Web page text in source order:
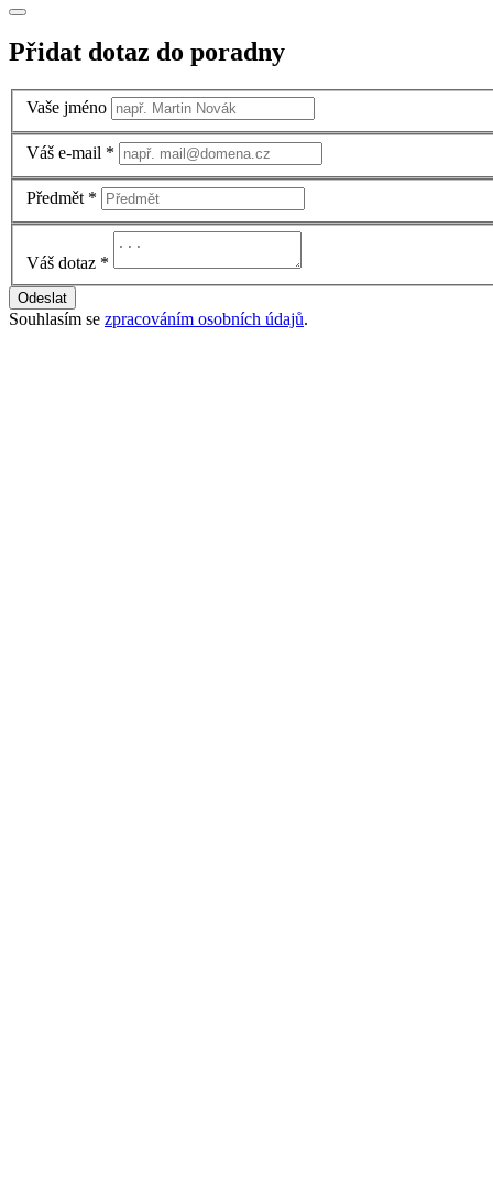
Přidat dotaz do poradny
Vaše jméno
Váš e-mail *
Předmět *
Váš dotaz *
Odeslat
Souhlasím se zpracováním osobních údajů.